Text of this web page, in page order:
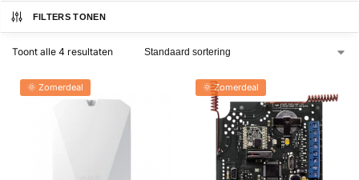
Camera's
Help Wagen
FILTERS TONEN
Toont alle 4 resultaten
🌞 Zomerdeal 🌞 Zomerdeal